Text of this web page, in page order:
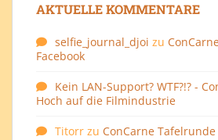
AKTUELLE KOMMENTARE
selfie_journal_djoi zu
Facebook
Kein LAN-Support? WTF?!? -
Hoch auf die Filmindustrie
Titorr zu ConCarne Tafelrunde